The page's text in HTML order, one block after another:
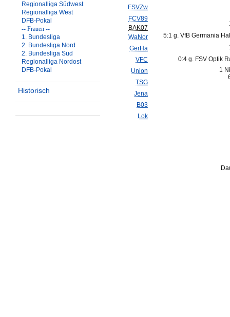
Regionalliga Südwest
Regionalliga West
DFB-Pokal
-- Frauen --
1. Bundesliga
2. Bundesliga Nord
2. Bundesliga Süd
Regionalliga Nordost
DFB-Pokal
Historisch
FSVZw
FCV89
BAK07
WaNor
GerHa
VFC
Union
TSG
Jena
B03
Lok
5:1 g. VfB Germania
0:4 g. FSV Optik
1